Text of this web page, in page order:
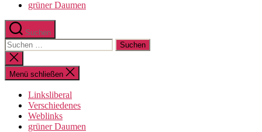
grüner Daumen
Suchen
Suche
nach:
Suche
schließen
Menü schließen
Linksliberal
Verschiedenes
Weblinks
grüner Daumen